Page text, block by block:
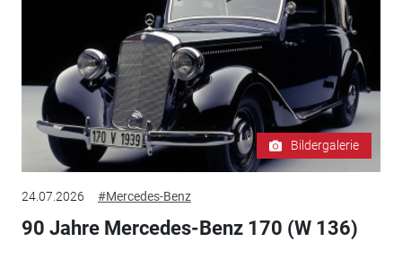
Bildergalerie
24.07.2026 #Mercedes-Benz
90 Jahre Mercedes-Benz 170 (W 136)